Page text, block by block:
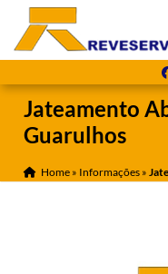
Jateamento
Guarulhos
Home » Informações »